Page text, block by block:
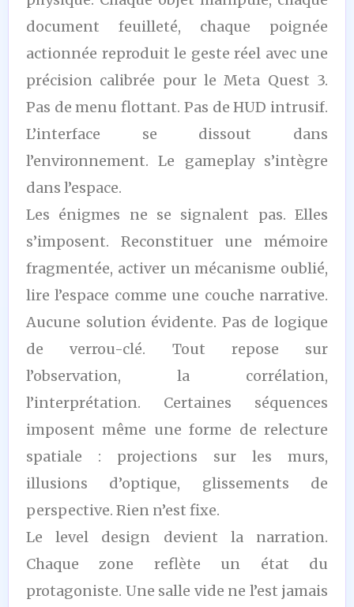
document feuilleté, chaque poignée
actionnée reproduit le geste réel avec une
précision calibrée pour le Meta Quest 3.
Pas de menu flottant. Pas de HUD intrusif.
L’interface se dissout dans
l’environnement. Le gameplay s’intègre
dans l’espace.
Les énigmes ne se signalent pas. Elles
s’imposent. Reconstituer une mémoire
fragmentée, activer un mécanisme oublié,
lire l’espace comme une couche narrative.
Aucune solution évidente. Pas de logique
de verrou-clé. Tout repose sur
l’observation, la corrélation,
l’interprétation. Certaines séquences
imposent même une forme de relecture
spatiale : projections sur les murs,
illusions d’optique, glissements de
perspective. Rien n’est fixe.
Le level design devient la narration.
Chaque zone reflète un état du
protagoniste. Une salle vide ne l’est jamais